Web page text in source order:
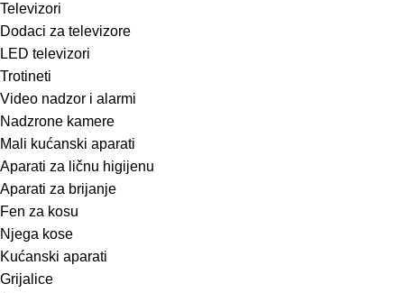
Televizori
Dodaci za televizore
LED televizori
Trotineti
Video nadzor i alarmi
Nadzrone kamere
Mali kućanski aparati
Aparati za ličnu higijenu
Aparati za brijanje
Fen za kosu
Njega kose
Kućanski aparati
Grijalice